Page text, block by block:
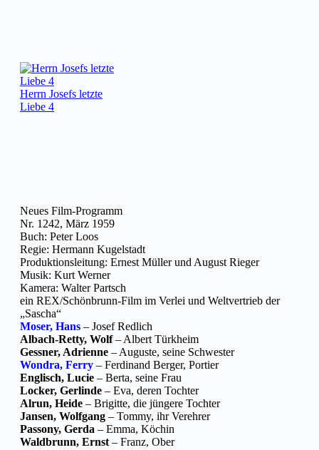
Herrn Josefs letzte
Liebe 4
Neues Film-Programm
Nr. 1242, März 1959
Buch: Peter Loos
Regie: Hermann Kugelstadt
Produktionsleitung: Ernest Müller und August Rieger
Musik: Kurt Werner
Kamera: Walter Partsch
ein REX/Schönbrunn-Film im Verlei und Weltvertrieb der
„Sascha“
Moser, Hans – Josef Redlich
Albach-Retty, Wolf– Albert Türkheim
Gessner, Adrienne – Auguste, seine Schwester
Wondra, Ferry – Ferdinand Berger, Portier
Englisch, Lucie – Berta, seine Frau
Locker, Gerlinde – Eva, deren Tochter
Alrun, Heide – Brigitte, die jüngere Tochter
Jansen, Wolfgang – Tommy, ihr Verehrer
Passony, Gerda – Emma, Köchin
Waldbrunn, Ernst – Franz, Ober